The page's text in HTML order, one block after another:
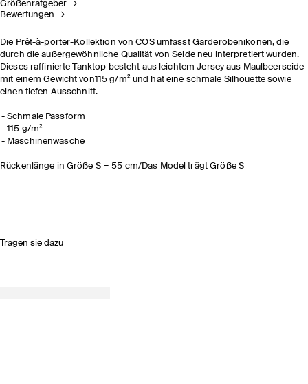
Größenratgeber
Bewertungen
Die Prêt-à-porter-Kollektion von COS umfasst Garderobenikonen, die
durch die außergewöhnliche Qualität von Seide neu interpretiert wurden.
Dieses raffinierte Tanktop besteht aus leichtem Jersey aus Maulbeerseide
mit einem Gewicht von115 g/m² und hat eine schmale Silhouette sowie
einen tiefen Ausschnitt.
Schmale Passform
115 g/m²
Maschinenwäsche
Rückenlänge in Größe S = 55 cm/Das Model trägt Größe S
Tragen sie dazu